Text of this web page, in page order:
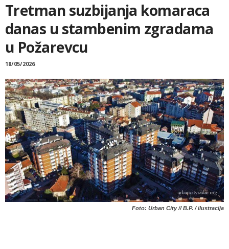
Tretman suzbijanja komaraca
danas u stambenim zgradama
u Požarevcu
18/05/2026
Foto: Urban City // B.P. / ilustracija